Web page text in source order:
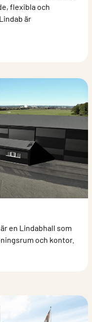
flexibla och
är
en Lindabhall som
och kontor.